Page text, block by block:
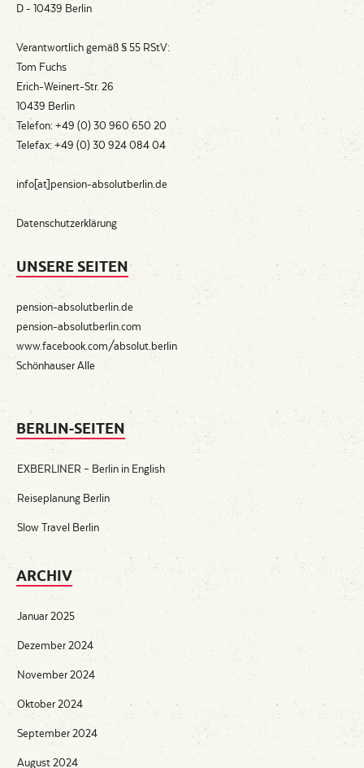
D - 10439 Berlin
Verantwortlich gemäß § 55 RStV:
Tom Fuchs
Erich-Weinert-Str. 26
10439 Berlin
Telefon: +49 (0) 30 960 650 20
Telefax: +49 (0) 30 924 084 04
info[at]pension-absolutberlin.de
Datenschutzerklärung
UNSERE SEITEN
pension-absolutberlin.de
pension-absolutberlin.com
www.facebook.com/absolut.berlin
Schönhauser Alle
BERLIN-SEITEN
EXBERLINER – Berlin in English
Reiseplanung Berlin
Slow Travel Berlin
ARCHIV
Januar 2025
Dezember 2024
November 2024
Oktober 2024
September 2024
August 2024